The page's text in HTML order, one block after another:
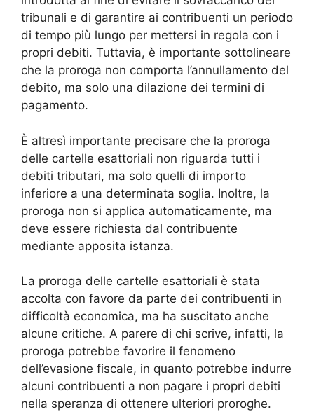
tribunali e di garantire ai contribuenti un periodo
di tempo più lungo per mettersi in regola con i
propri debiti. Tuttavia, è importante sottolineare
che la proroga non comporta l’annullamento del
debito, ma solo una dilazione dei termini di
pagamento.
È altresì importante precisare che la proroga
delle cartelle esattoriali non riguarda tutti i
debiti tributari, ma solo quelli di importo
inferiore a una determinata soglia. Inoltre, la
proroga non si applica automaticamente, ma
deve essere richiesta dal contribuente
mediante apposita istanza.
La proroga delle cartelle esattoriali è stata
accolta con favore da parte dei contribuenti in
difficoltà economica, ma ha suscitato anche
alcune critiche. A parere di chi scrive, infatti, la
proroga potrebbe favorire il fenomeno
dell’evasione fiscale, in quanto potrebbe indurre
alcuni contribuenti a non pagare i propri debiti
nella speranza di ottenere ulteriori proroghe.